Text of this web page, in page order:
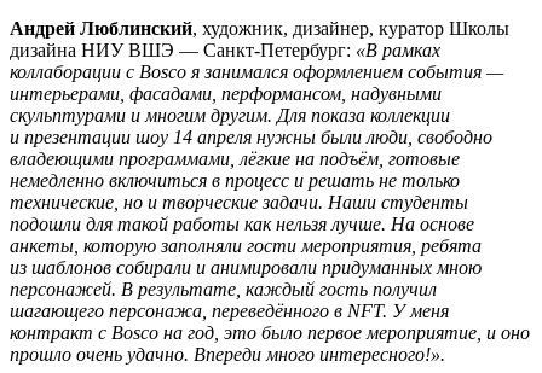
Андрей Люблинский, художник, дизайнер, куратор Школы
дизайна НИУ ВШЭ — Санкт-Петербург: «В рамках
коллаборации с Bosco я занимался оформлением события —
интерьерами, фасадами, перформансом, надувными
скульптурами и многим другим. Для показа коллекции
и презентации шоу 14 апреля нужны были люди, свободно
владеющими программами, лёгкие на подъём, готовые
немедленно включиться в процесс и решать не только
технические, но и творческие задачи. Наши студенты
подошли для такой работы как нельзя лучше. На основе
анкеты, которую заполняли гости мероприятия, ребята
из шаблонов собирали и анимировали придуманных мною
персонажей. В результате, каждый гость получил
шагающего персонажа, переведённого в NFT. У меня
контракт с Bosco на год, это было первое мероприятие, и оно
прошло очень удачно. Впереди много интересного!».